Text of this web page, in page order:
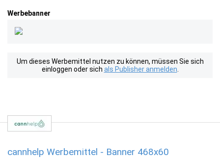
Werbebanner
Um dieses Werbemittel nutzen zu können, müssen Sie sich
einloggen oder sich als Publisher anmelden
cannhelp Werbemittel - Banner 468x60